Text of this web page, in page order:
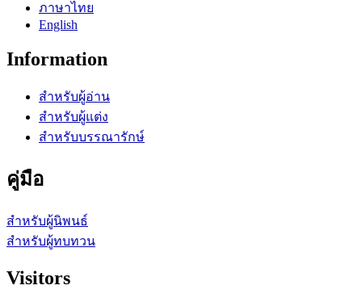
ภาษาไทย
English
Information
สำหรับผู้อ่าน
สำหรับผู้แต่ง
สำหรับบรรณารักษ์
คู่มือ
สำหรับผู้นิพนธ์
สำหรับผู้ทบทวน
Visitors